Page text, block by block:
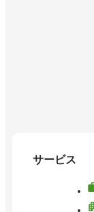
サービス